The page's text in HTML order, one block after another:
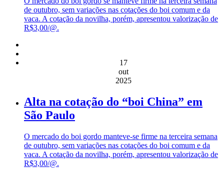
de outubro, sem variações nas cotações do boi comum e da
vaca. A cotação da novilha, porém, apresentou valorização de
R$3,00/@.
17
out
2025
Alta na cotação do “boi China” em
São Paulo
O mercado do boi gordo manteve-se firme na terceira semana
de outubro, sem variações nas cotações do boi comum e da
vaca. A cotação da novilha, porém, apresentou valorização de
R$3,00/@.